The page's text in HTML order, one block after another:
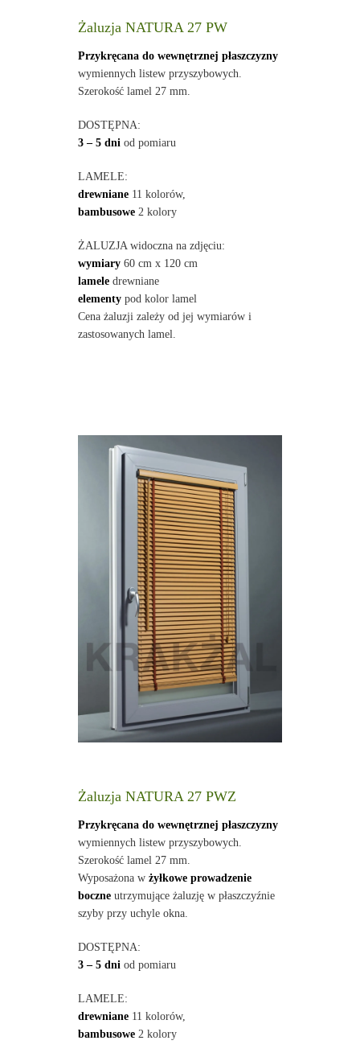
Żaluzja NATURA 27 PW
Przykręcana do wewnętrznej płaszczyzny
wymiennych listew przyszybowych.
Szerokość lamel 27 mm.
DOSTĘPNA:
3 – 5 dniod pomiaru
LAMELE:
drewniane11 kolorów,
bambusowe2 kolory
ŻALUZJA widoczna na zdjęciu:
wymiary60 cm x 120 cm
lameledrewniane
elementypod kolor lamel
Cena żaluzji zależy od jej wymiarów i
zastosowanych lamel.
Żaluzja NATURA 27 PWZ
Przykręcana do wewnętrznej płaszczyzny
wymiennych listew przyszybowych.
Szerokość lamel 27 mm.
Wyposażona w żyłkowe prowadzenie
boczneutrzymujące żaluzję w płaszczyźnie
szyby przy uchyle okna.
DOSTĘPNA:
3 – 5 dniod pomiaru
LAMELE:
drewniane11 kolorów,
bambusowe2 kolory